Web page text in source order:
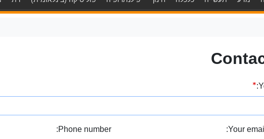
Your
Phone number: